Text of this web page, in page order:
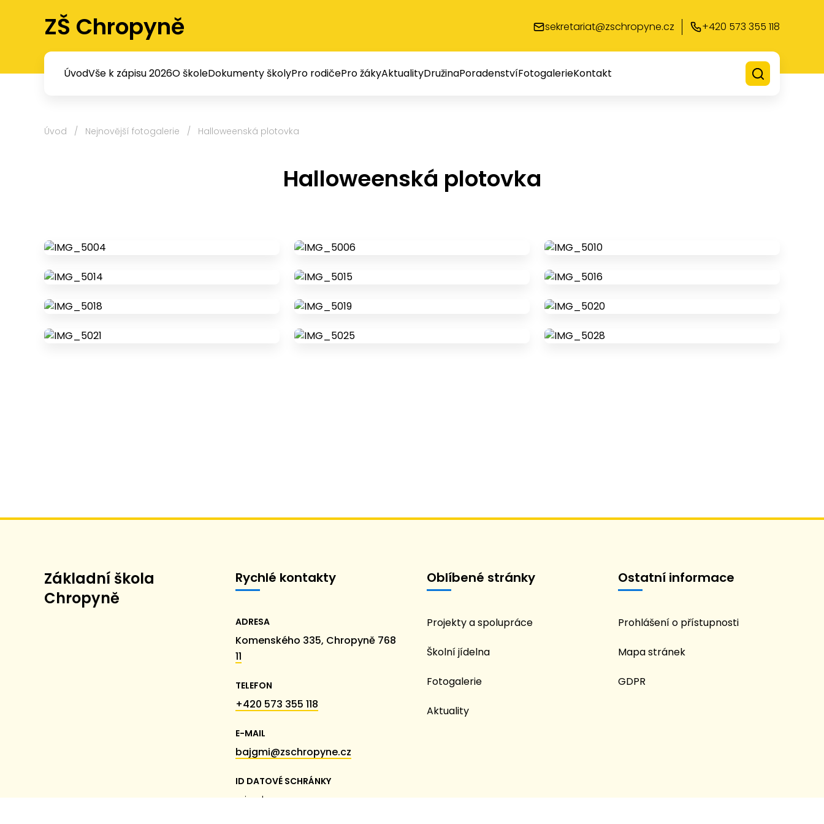
ZŠ Chropyně sekretariat@zschropyne.cz +420 573 355 118
ÚvodVše k zápisu 2026O školeDokumenty školyPro rodičePro žákyAktualityDružinaPoradenstvíFotogalerieKontakt
Úvod / Nejnovější fotogalerie / Halloweenská plotovka
Halloweenská plotovka
Základní škola
Chropyně
Rychlé kontakty
ADRESA
Komenského 335, Chropyně 768
11
TELEFON
+420 573 355 118
E-MAIL
bajgmi@zschropyne.cz
ID DATOVÉ SCHRÁNKY
miumkem
Oblíbené stránky
Projekty a spolupráce
Školní jídelna
Fotogalerie
Aktuality
Ostatní informace
Prohlášení o přístupnosti
Mapa stránek
GDPR